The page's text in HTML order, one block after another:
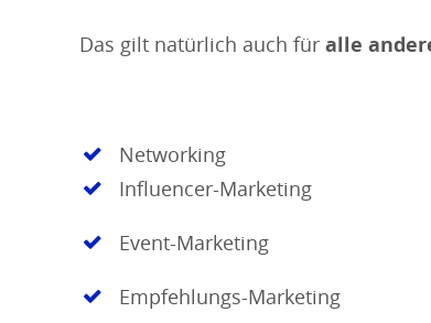
Das gilt natürlich auch für alle
Networking
Influencer-Marketing
Event-Marketing
Empfehlungs-Marketing